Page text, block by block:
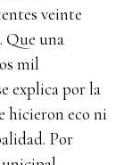
veinte
Que una
mil
explica por la
hicieron eco ni
Por